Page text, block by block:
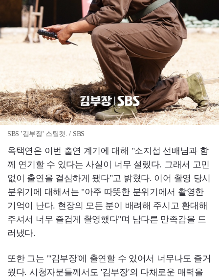
SBS '김부장' 스틸컷. / SBS
옥택연은 이번 출연 계기에 대해 "소지섭 선배님과 함
께 연기할 수 있다는 사실이 너무 설렜다. 그래서 고민
없이 출연을 결심하게 됐다"고 밝혔다. 이어 촬영 당시
분위기에 대해서는 "아주 따뜻한 분위기에서 촬영한
기억이 난다. 현장의 모든 분이 배려해 주시고 환대해
주셔서 너무 즐겁게 촬영했다"며 남다른 만족감을 드
러냈다.
또한 그는 "'김부장'에 출연할 수 있어서 너무나도 즐거
웠다. 시청자분들께서도 '김부장'의 다채로운 매력을